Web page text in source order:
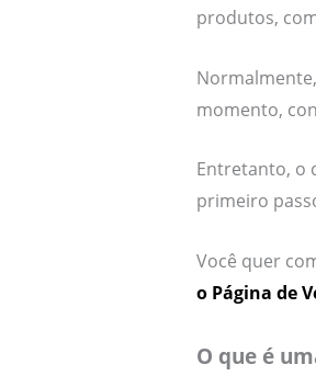
produtos,
momento,
Entretanto, o
primeiro
Você quer
o Página de
O que é